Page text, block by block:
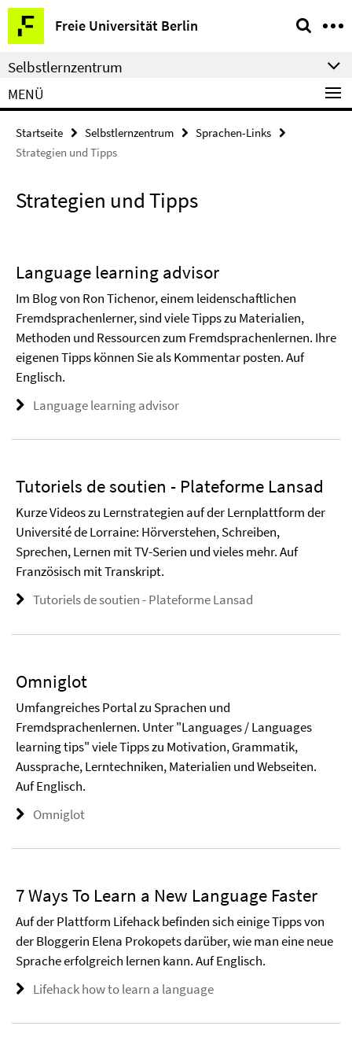
Springe
direkt
zu
Inhalt
Freie Universität Berlin
Service-
Navigation
Selbstlernzentrum
MENÜ
Startseite Selbstlernzentrum
Sprachen-Links
Strategien und Tipps
Strategien und Tipps
Language learning advisor
Im Blog von Ron Tichenor, einem leidenschaftlichen
Fremdsprachenlerner, sind viele Tipps zu Materialien,
Methoden und Ressourcen zum Fremdsprachenlernen. Ihre
eigenen Tipps können Sie als Kommentar posten. Auf
Englisch.
Language learning advisor
Tutoriels de soutien - Plateforme Lansad
Kurze Videos zu Lernstrategien auf der Lernplattform der
Université de Lorraine: Hörverstehen, Schreiben,
Sprechen, Lernen mit TV-Serien und vieles mehr. Auf
Französisch mit Transkript.
Tutoriels de soutien - Plateforme Lansad
Omniglot
Umfangreiches Portal zu Sprachen und
Fremdsprachenlernen. Unter "Languages / Languages
learning tips" viele Tipps zu Motivation, Grammatik,
Aussprache, Lerntechniken, Materialien und Webseiten.
Auf Englisch.
Omniglot
7 Ways To Learn a New Language Faster
Auf der Plattform Lifehack befinden sich einige Tipps von
der Bloggerin Elena Prokopets darüber, wie man eine neue
Sprache erfolgreich lernen kann. Auf Englisch.
Lifehack how to learn a language